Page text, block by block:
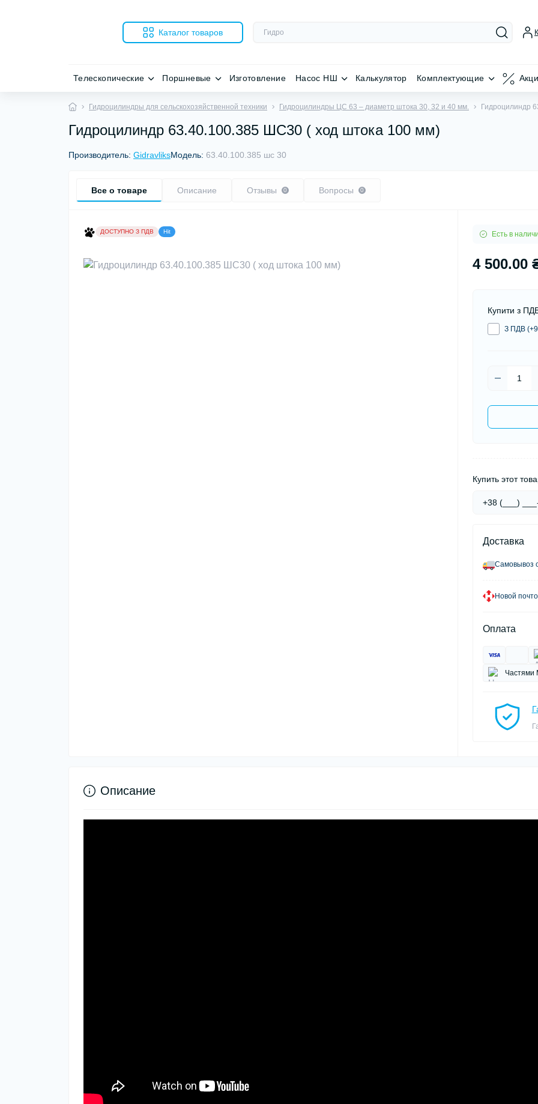
Каталог товаров
Телескопические Поршневые Изготовление Насос НШ Калькулятор Комплектующие
Гидроцилиндры для сельскохозяйственной техники Гидроцилиндры ЦС 63 – диаметр штока 30, 32 и 40 мм. Гидроцилиндр
Гидроцилиндр 63.40.100.385 ШС30 ( ход штока 100 мм)
Производитель: GidravliksМодель: 63.40.100.385 шс 30
Все о товаре Описание Отзывы 0 Вопросы 0
ДОСТУПНО З ПДВ Hit Есть в
4 500.00
Купити з
З ПДВ
Купить этот
Доставка
Самовывоз
Новой
Оплата
Частями
Описание